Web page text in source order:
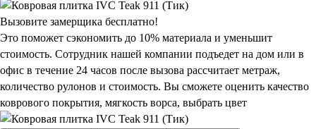
Вызовите замерщика бесплатно!
Это поможет сэкономить до 10% материала и уменьшит
стоимость. Сотрудник нашей компании подъедет на дом или в
офис в течение 24 часов после вызова рассчитает метраж,
количество рулонов и стоимость. Вы сможете оценить качество
коврового покрытия, мягкость ворса, выбрать цвет